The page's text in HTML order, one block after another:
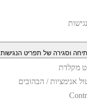
וסגירה של תפריט הנגישות
מקלדת
אנימציות / הבהובים